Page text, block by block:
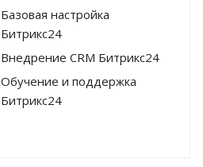
Базовая настройка
Битрикс24
Внедрение CRM Битрикс24
Обучение и поддержка
Битрикс24